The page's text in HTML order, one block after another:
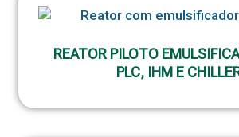
REATOR PILOTO
PLC, IHM E